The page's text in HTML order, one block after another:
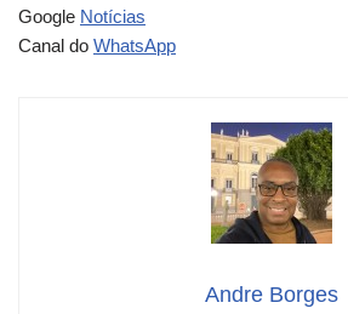
Google Notícias
Canal do WhatsApp
Andre Borges